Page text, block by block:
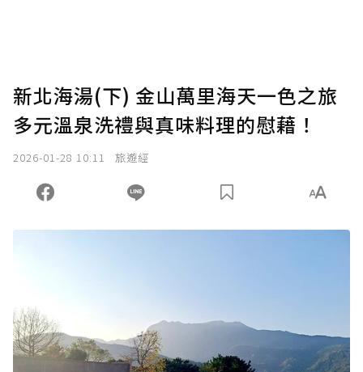
新北海湯(下) 金山萬里海天一色之旅
多元溫泉洗禮與真味料理的慰藉！
2026-01-28 10:11 旅遊經